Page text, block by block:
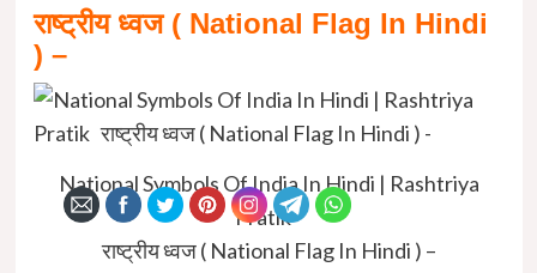
राष्ट्रीय ध्वज ( National Flag In Hindi
) –
National Symbols Of India In Hindi | Rashtriya
Pratik
राष्ट्रीय ध्वज ( National Flag In Hindi ) –